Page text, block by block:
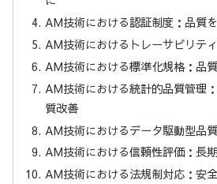
AM技術における認証制度：品質
AM技術におけるトレーサビリテ
AM技術における標準化規格：品
AM技術における統計的品質管理
質改善
AM技術におけるデータ駆動型品
AM技術における信頼性評価：長
AM技術における法規制対応：安